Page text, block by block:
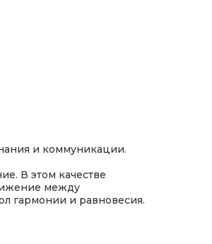
и коммуникации.
В этом качестве
между
гармонии и равновесия.